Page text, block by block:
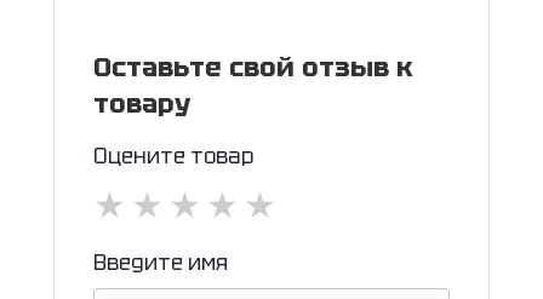
Оставьте свой отзыв к
товару
Оцените товар
★
★
★
★
★
Введите имя